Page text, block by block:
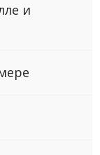
и